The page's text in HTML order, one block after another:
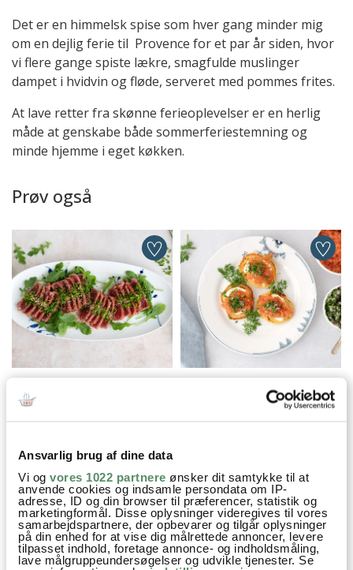
Ansvarlig brug af dine data
Vi og vores 1022 partnere ønsker dit samtykke til at
anvende cookies og indsamle persondata om IP-
adresse, ID og din browser til præferencer, statistik og
marketingformål. Disse oplysninger videregives til vores
samarbejdspartnere, der opbevarer og tilgår oplysninger
på din enhed for at vise dig målrettede annoncer, levere
tilpasset indhold, foretage annonce- og indholdsmåling,
lave målgruppeundersøgelser og udvikle tjenester. Se
Det er en himmelsk spise som hver gang minder mig
om en dejlig ferie til Provence for et par år siden, hvor
vi flere gange spiste lækre, smagfulde muslinger
dampet i hvidvin og fløde, serveret med pommes frites.
At lave retter fra skønne ferieoplevelser er en herlig
måde at genskabe både sommerferiestemning og
minde hjemme i eget køkken.
Prøv også
STENBIDERROGN
Aftensmad Familiefavoritter
Franske retter Nytår Opskrifter Kartofler
Muslinger Chili Hvidløg Hvidvin piskefløde
Persille